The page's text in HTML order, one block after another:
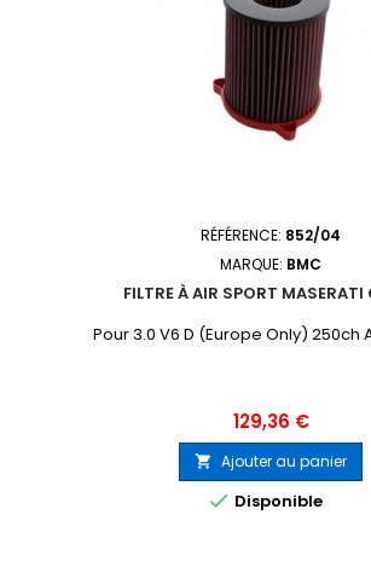
RÉFÉRENCE: 852/04
MARQUE: BMC
FILTRE À AIR SPORT MASERATI
Pour 3.0 V6 D (Europe Only) 250ch
Prix
129,36 €
 Ajouter au panier
 Disponible